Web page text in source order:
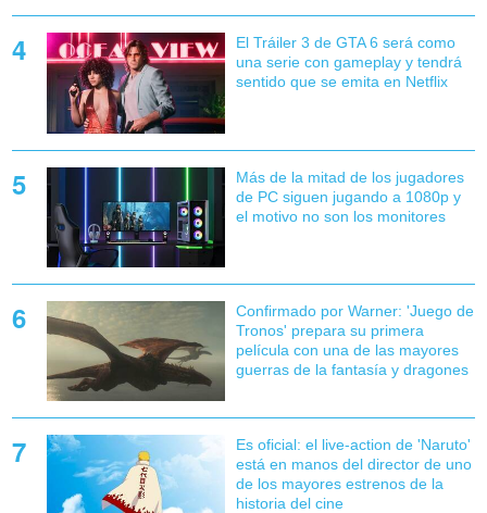
El Tráiler 3 de GTA 6 será como
una serie con gameplay y tendrá
sentido que se emita en Netflix
Más de la mitad de los jugadores
de PC siguen jugando a 1080p y
el motivo no son los monitores
Confirmado por Warner: 'Juego de
Tronos' prepara su primera
película con una de las mayores
guerras de la fantasía y dragones
Es oficial: el live-action de 'Naruto'
está en manos del director de uno
de los mayores estrenos de la
historia del cine